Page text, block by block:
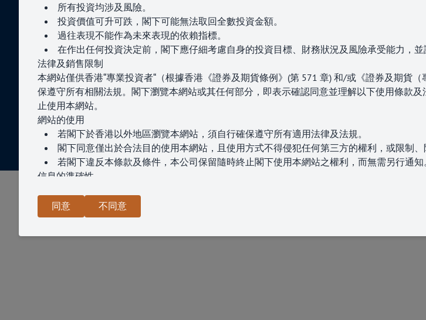
所有投資均涉及風險。
投資價值可升可跌，閣下可能無法取回全數投資金額。
過往表現不能作為未來表現的依賴指標。
在作出任何投資決定前，閣下應仔細考慮自身的投資目標、財務狀況及風險承受能力，並
法律及銷售限制
本網站僅供香港“專業投資者“（根據香港《證券及期貨條例》(第 571 章) 和/或《證券及期貨（
保遵守所有相關法規。閣下瀏覽本網站或其任何部分，即表示確認同意並理解以下使用條款
止使用本網站。
網站的使用
若閣下於香港以外地區瀏覽本網站，須自行確保遵守所有適用法律及法規。
閣下同意僅出於合法目的使用本網站，且使用方式不得侵犯任何第三方的權利，或限制
若閣下違反本條款及條件，本公司保留隨時終止閣下使用本網站之權利，而無需另行通知
信息的準確性
但是，本公司不保證本網站或本網站所載信息、產品、服務或相關圖表（明示或隱含）
閣下對此類信息的依賴須完全自行承擔風險。
同意 不同意
關於我們服務項目新聞與活動聯絡我們
版權所有 © 2025 佰利